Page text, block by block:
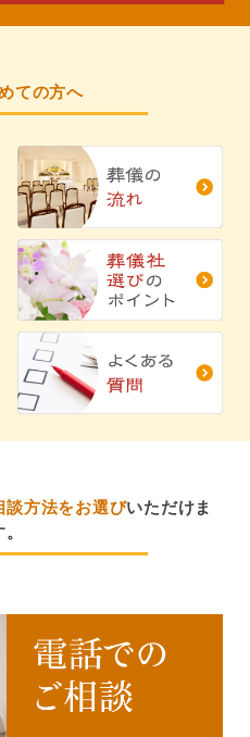
ての方へ
談方法をお選びいただけま